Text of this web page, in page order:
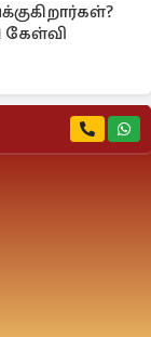
கேள்வி